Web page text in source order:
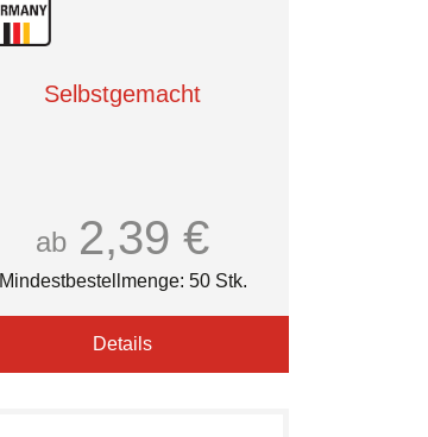
Selbstgemacht
ab 2,39 €
Mindestbestellmenge: 50 Stk.
Details